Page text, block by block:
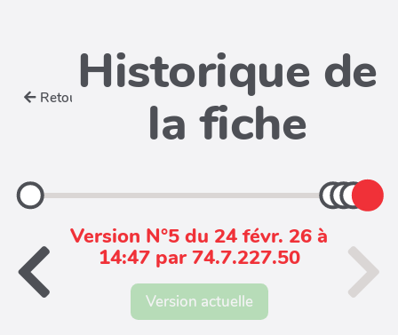
Retour Historique de
la fiche
Version N°5 du 24 févr. 26 à
14:47 par 74.7.227.50
Version actuelle